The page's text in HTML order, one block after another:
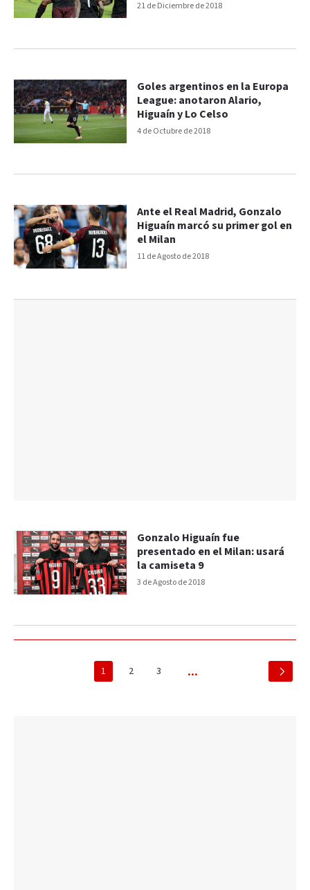
21 de Diciembre de 2018
4 de Octubre de 2018
Goles argentinos en la Europa
League: anotaron Alario,
Higuaín y Lo Celso
11 de Agosto de 2018
Ante el Real Madrid, Gonzalo
Higuaín marcó su primer gol en
el Milan
3 de Agosto de 2018
Gonzalo Higuaín fue
presentado en el Milan: usará
la camiseta 9
1 2 3